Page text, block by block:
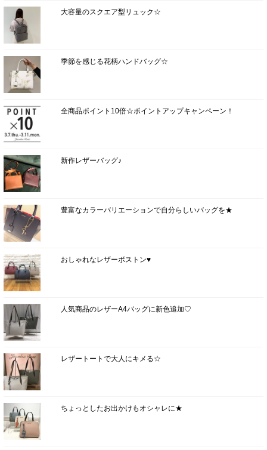
大容量のスクエア型リュック☆
季節を感じる花柄ハンドバッグ☆
全商品ポイント10倍☆ポイントアップキャンペーン！
新作レザーバッグ♪
豊富なカラーバリエーションで自分らしいバッグを★
おしゃれなレザーボストン♥
人気商品のレザーA4バッグに新色追加♡
レザートートで大人にキメる☆
ちょっとしたお出かけもオシャレに★